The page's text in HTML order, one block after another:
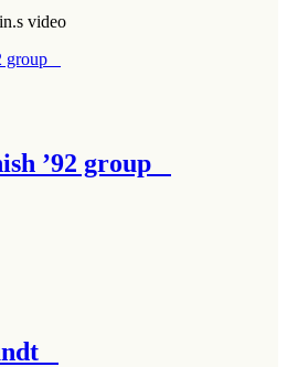
video
’92 group